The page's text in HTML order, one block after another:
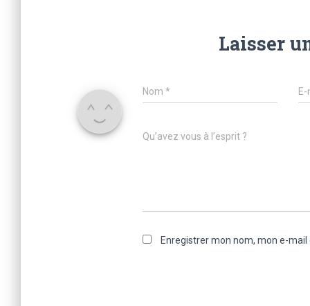
Laisser
Nom *
Qu’avez vous à l’esprit ?
Enregistrer mon nom, mon e-